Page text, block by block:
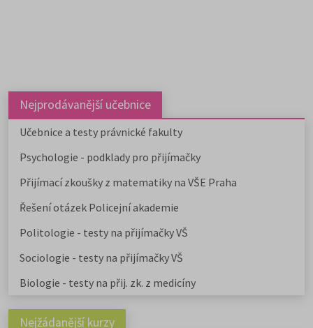
dále v nabídce na 9 soukromých
můžete studovat na 9
fakultách, dvou institutech a
vysokých školách od uměleckých
po ekonomické či technické.
Pedagogicky zaměřené obory
nabízejí také soukromé vysoké
školy.
zaměřené obory a
uvádíme v samostatném článku.
Chystáte se na humanitní
Stáhněte si zdarma e-book s
přehledem humanitních fakult,
Nejprodávanější učebnice
Učebnice a testy právnické fakulty
Psychologie - podklady pro přijímačky
Přijímací zkoušky z matematiky na VŠE Praha
Řešení otázek Policejní akademie
Politologie - testy na přijímačky VŠ
Sociologie - testy na přijímačky VŠ
Biologie - testy na přij. zk. z medicíny
Nejžádanější kurzy